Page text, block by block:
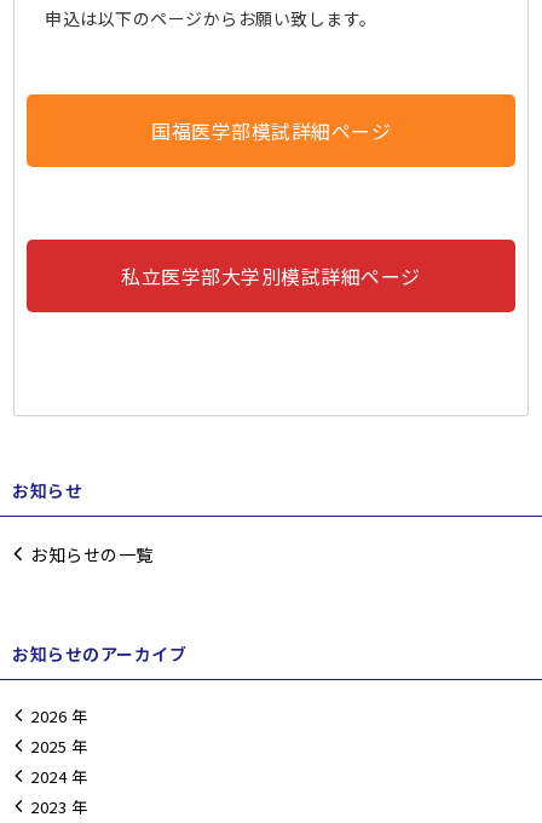
申込は以下のページからお願い致します。
国福医学部模試詳細ページ
私立医学部大学別模試詳細ページ
お知らせ
お知らせの一覧
お知らせのアーカイブ
2026
2025
2024
2023